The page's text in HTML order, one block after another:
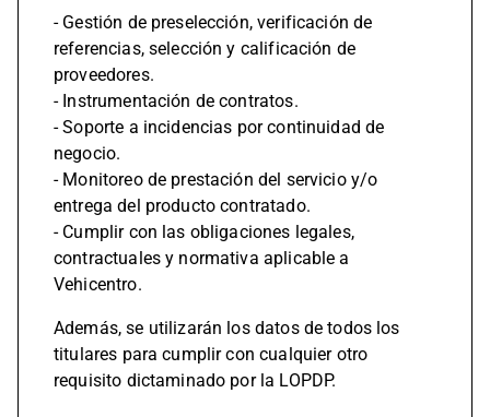
- Gestión de preselección, verificación de
referencias, selección y calificación de
proveedores.
- Instrumentación de contratos.
- Soporte a incidencias por continuidad de
negocio.
- Monitoreo de prestación del servicio y/o
entrega del producto contratado.
- Cumplir con las obligaciones legales,
contractuales y normativa aplicable a
Vehicentro.
Además, se utilizarán los datos de todos los
titulares para cumplir con cualquier otro
requisito dictaminado por la LOPDP.